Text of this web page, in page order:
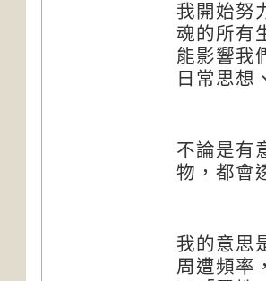
我開始努
魂的所有
能影響我
日常思想
不論是有
物，都會
我的意思
周遭頻率